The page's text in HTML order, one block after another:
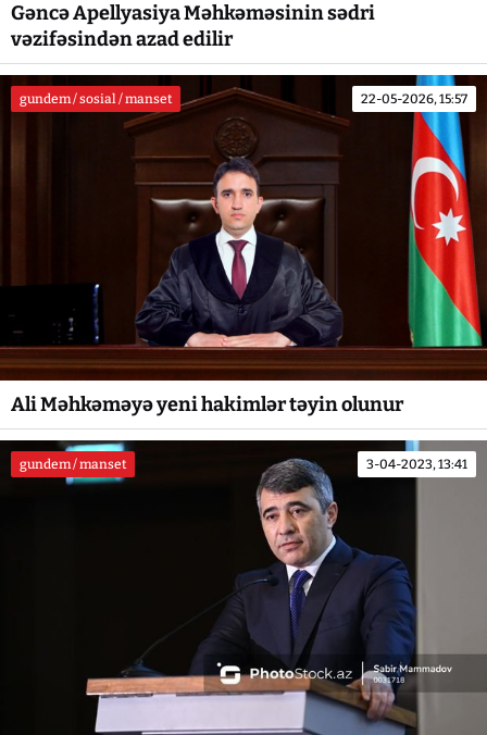
Gəncə Apellyasiya Məhkəməsinin sədri
vəzifəsindən azad edilir
gundem / sosial / manset 22-05-2026, 15:57
Ali Məhkəməyə yeni hakimlər təyin olunur
gundem / manset 3-04-2023, 13:41